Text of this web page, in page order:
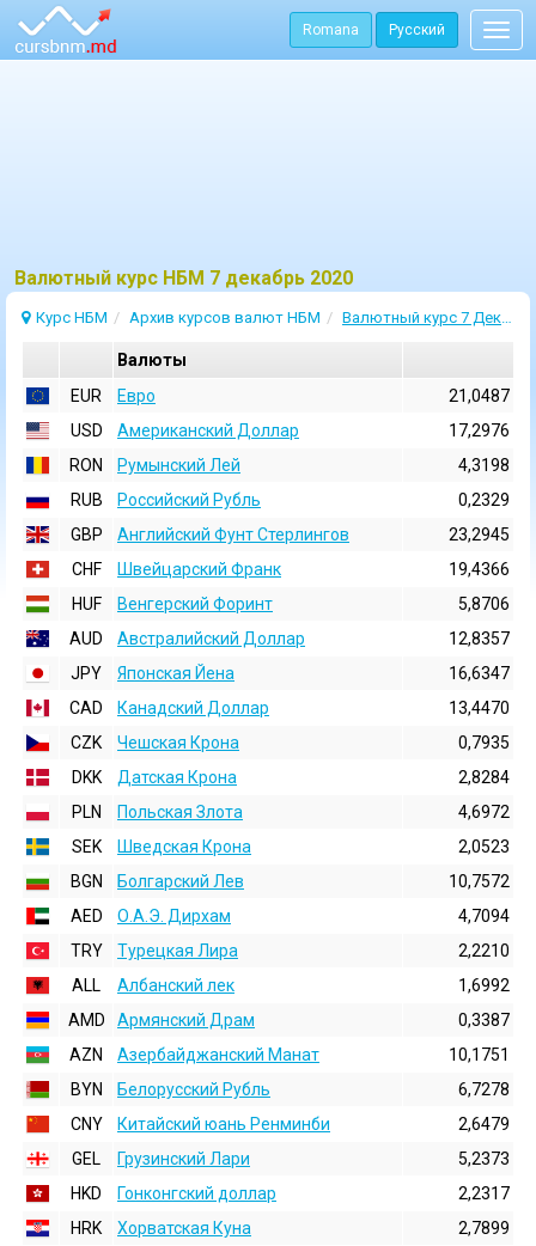
Romana Русский
Bалютный курс НБМ 7 декабрь 2020
Курс НБМ Архив курсов валют НБМ Валютный курс 7 Декабрь 2020
Валюты
EUR
Евро
21,0487
USD
Aмериканский Доллар
17,2976
RON
Румынский Лей
4,3198
RUB
Российский Рубль
0,2329
GBP
Английский Фунт Стерлингов
23,2945
CHF
Швейцарский Франк
19,4366
HUF
Венгерский Форинт
5,8706
AUD
Австралийский Доллар
12,8357
JPY
Японская Йена
16,6347
CAD
Канадский Доллар
13,4470
CZK
Чешская Крона
0,7935
DKK
Датская Крона
2,8284
PLN
Польская Злота
4,6972
SEK
Шведская Крона
2,0523
BGN
Болгарский Лев
10,7572
AED
О.А.Э. Дирхам
4,7094
TRY
Турецкая Лира
2,2210
ALL
Албанский лек
1,6992
AMD
Армянский Драм
0,3387
AZN
Азербайджанский Манат
10,1751
BYN
Белорусский Рубль
6,7278
CNY
Китайский юань Ренминби
2,6479
GEL
Грузинский Лари
5,2373
HKD
Гонконгский доллаp
2,2317
HRK
Хорватская Куна
2,7899